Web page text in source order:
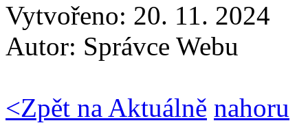
Vytvořeno: 20. 11. 2024
Autor: Správce Webu
<Zpět na Aktuálně nahoru